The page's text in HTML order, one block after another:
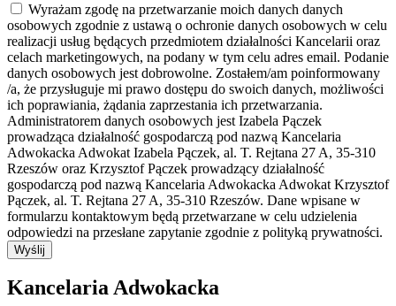
Wyrażam zgodę na przetwarzanie moich danych danych
osobowych zgodnie z ustawą o ochronie danych osobowych w celu
realizacji usług będących przedmiotem działalności Kancelarii oraz
celach marketingowych, na podany w tym celu adres email. Podanie
danych osobowych jest dobrowolne. Zostałem/am poinformowany
/a, że przysługuje mi prawo dostępu do swoich danych, możliwości
ich poprawiania, żądania zaprzestania ich przetwarzania.
Administratorem danych osobowych jest Izabela Pączek
prowadząca działalność gospodarczą pod nazwą Kancelaria
Adwokacka Adwokat Izabela Pączek, al. T. Rejtana 27 A, 35-310
Rzeszów oraz Krzysztof Pączek prowadzący działalność
gospodarczą pod nazwą Kancelaria Adwokacka Adwokat Krzysztof
Pączek, al. T. Rejtana 27 A, 35-310 Rzeszów. Dane wpisane w
formularzu kontaktowym będą przetwarzane w celu udzielenia
odpowiedzi na przesłane zapytanie zgodnie z polityką prywatności.
Wyślij
Kancelaria Adwokacka